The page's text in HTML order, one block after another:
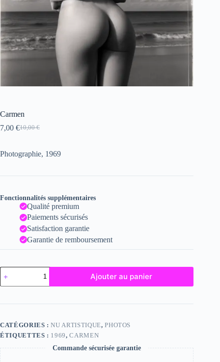
Carmen
10,00€
Le
était :
7,00 €Le
est :
Photographie, 1969
Fonctionnalités supplémentaires
Qualité premium
Paiements sécurisés
Satisfaction garantie
Garantie de remboursement
quantité
de
Carmen
Ajouter au panier
CATÉGORIES :NU ARTISTIQUE,PHOTOS
ÉTIQUETTES : 1969,CARMEN
Commande sécurisée garantie